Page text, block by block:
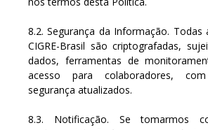
8.2. Segurança da Informação. Todas
CIGRE-Brasil são criptografadas,
dados, ferramentas de
acesso para colaboradores,
segurança atualizados.
8.3. Notificação. Se tomarmos